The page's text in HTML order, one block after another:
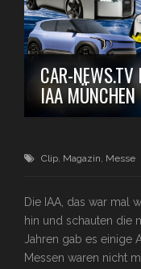
CAR-
IAA MÜNCHEN
Clip, Magazin, Messe
Die IAA, das war mal
hin und schauten die
Jahren gab es einige
Messen waren nicht